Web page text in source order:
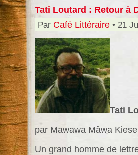
Tati Loutard : Retour à
Par Café Littéraire • 21
Tati
par Mawawa Mâwa
Un grand homme de